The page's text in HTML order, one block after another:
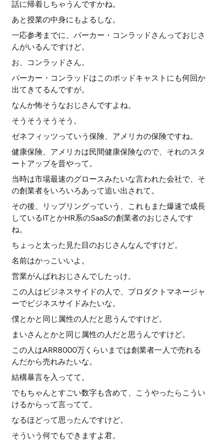
話に帰着しちゃうんですかね。
あと授業の中身にもよるしな。
一応参考までに、パーカー・コンラッドさんっておじさ
んがいるんですけど。
お、コンラッドさん。
パーカー・コンラッドはこのポッドキャストにも何回か
出てきてるんですが。
なんか怖そうなおじさんですよね。
そうそうそうそう。
ゼネフィッツっていう保険、アメリカの保険ですね。
健康保険、アメリカは民間健康保険なので、それのスタ
ートアップを昔やって。
当時は市場最速のグロースみたいな言われた会社で、そ
の創業者をいろいろあって追い出されて。
その後、リップリングっていう、これもまた爆速で成長
しているITとかHR系のSaaSの創業者のおじさんです
ね。
ちょっと太った見た目のおじさんなんですけど。
名前はかっこいいよ。
営業がんばれおじさんでしたっけ。
この人はビジネスサイドの人で、プロダクトマネージャ
ーでビジネスサイドみたいな。
僕とかと同じ属性の人だと思うんですけど。
まいさんとかと同じ属性の人だと思うんですけど。
この人はARR8000万くらいまでは創業者一人で売れる
んだから売れみたいな。
結構暴言を入ってて。
でもちゃんとすごい数字も含めて、こうやったらこうい
けるからって言ってて。
なるほどって思ったんですけど。
そういう何でもできますよ君。